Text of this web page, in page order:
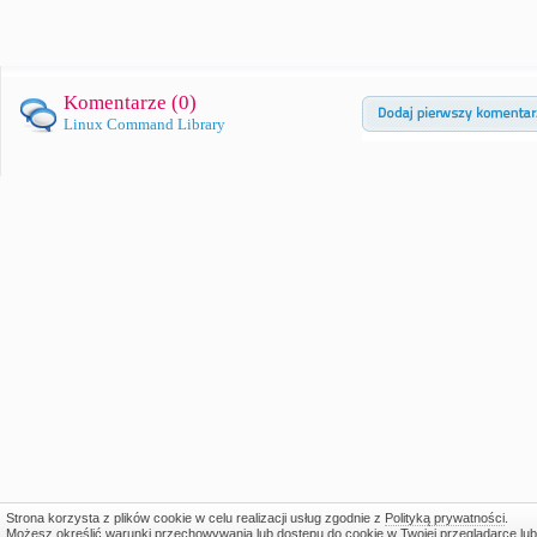
Komentarze (0)
Linux Command Library
Strona korzysta z plików cookie w celu realizacji usług zgodnie z Polityką prywatności.
Możesz określić warunki przechowywania lub dostępu do cookie w Twojej przeglądarce lub